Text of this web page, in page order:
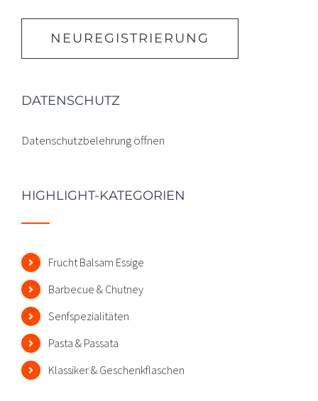
NEUREGISTRIERUNG
DATENSCHUTZ
Datenschutzbelehrung öffnen
HIGHLIGHT-KATEGORIEN
Frucht Balsam Essige
Barbecue & Chutney
Senfspezialitäten
Pasta & Passata
Klassiker & Geschenkflaschen